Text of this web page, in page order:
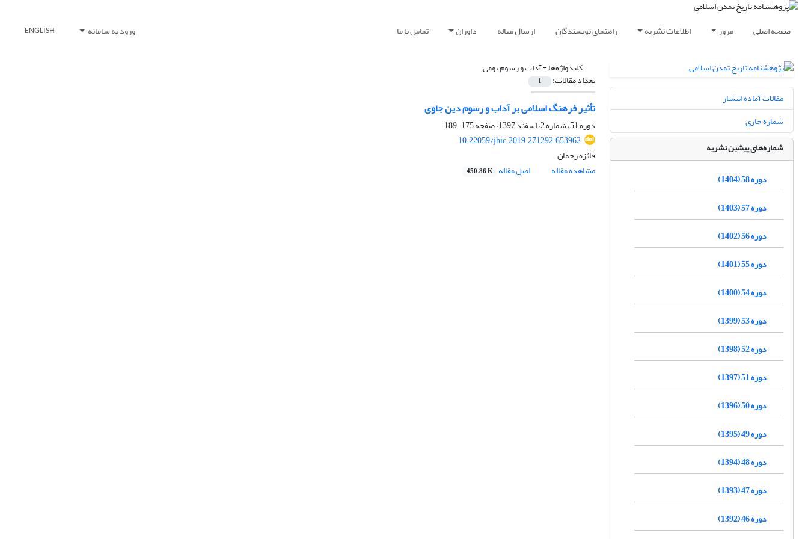
صفحه اصلی مرور اطلاعات نشریه راهنمای نویسندگان ارسال مقاله داوران تماس با ما ورود به سامانه ENGLISH
کلیدواژه‌ها =آداب و رسوم بومی
تعداد مقالات: 1
تأثیر فرهنگ اسلامی بر آداب و رسوم دین جاوی
دوره 51، شماره 2، اسفند 1397، صفحه
175-189
10.22059/jhic.2019.271292.653962
فائزه رحمان
مشاهده مقاله
اصل مقاله 450.86 K
مقالات آماده انتشار
شماره جاری
شماره‌های پیشین نشریه
دوره 58 (1404)
دوره 57 (1403)
دوره 56 (1402)
دوره 55 (1401)
دوره 54 (1400)
دوره 53 (1399)
دوره 52 (1398)
دوره 51 (1397)
دوره 50 (1396)
دوره 49 (1395)
دوره 48 (1394)
دوره 47 (1393)
دوره 46 (1392)